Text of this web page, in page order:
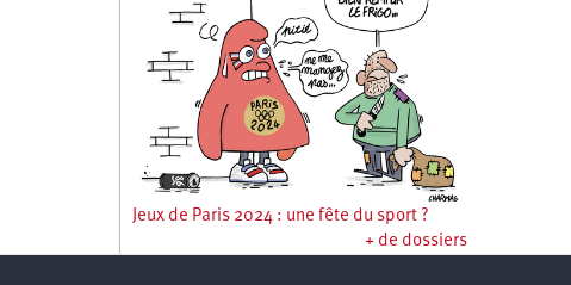
Jeux de Paris 2024 : une fête du sport ?
+ de dossiers